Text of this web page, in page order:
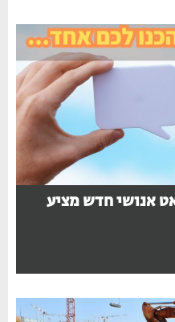
חדש מציע